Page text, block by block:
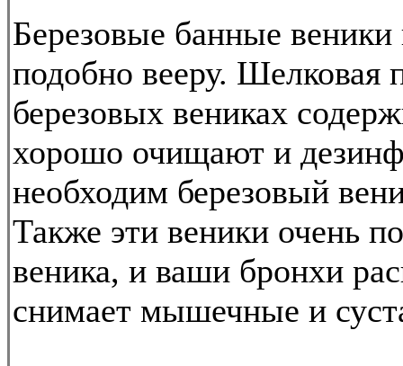
Березовые банные
подобно вееру. Шелковая
березовых вениках
хорошо очищают и
необходим березовый
Также эти веники очень
веника, и ваши бронхи
снимает мышечные и